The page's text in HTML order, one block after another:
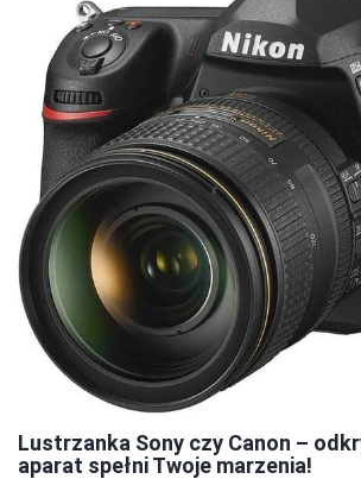
Lustrzanka Sony czy Canon –
aparat spełni Twoje marzenia!